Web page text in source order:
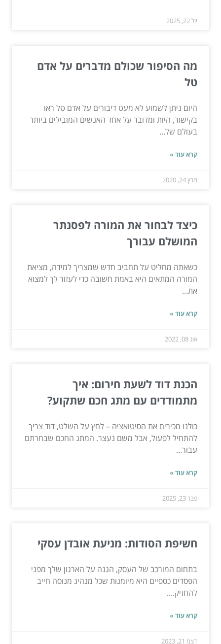
יול 22, 2025
מה הסיפור שכולם מדברים על אדם
טל
היום ניתן לשמוע לא מעט דיבורים על אדם טל ראו
בקישור, היות ומדובר על אחד האנשים המובילים ביותר
בעולם של...
קרא עוד »
מרץ 24, 2020
כיצד לבחור את המורה לפסנתר
המושלם עבורך
כשאתה מחליט על תחביב חדש שמצריך למידה, מציאת
המורה המתאים היא באמת חשובה כדי לעזור לך למצוא
את...
קרא עוד »
אוג 08, 2022
הכנת דוד לשעת חירום: איך
מתמודדים עם מתג חכם שתקוע?
כולנו מכירים את הסיטואציה – לחץ על השלט, דוד צריך
להתחיל לפעול, אבל משם נעצר. המתג החכם שבחרתם
עבור...
קרא עוד »
פבר 23, 2025
חשיפת הסודות: מניעת אובדן עסקי
בתחום המורכב של העסק, הגנה על הארגון שלך מפני
הפסדים כספיים היא מיומנות שכל מנהיג מנוסה חייב
להחזיק....
קרא עוד »
דצמ 21, 2023